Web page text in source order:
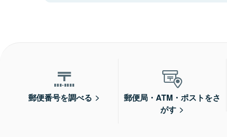
郵便番号を調べる
郵便局・ATM・ポストをさ
がす